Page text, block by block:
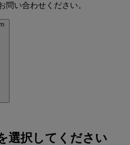
問い合わせください。
選択してください